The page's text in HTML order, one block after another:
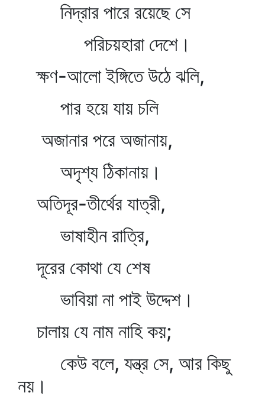
নিদ্রার পারে রয়েছে সে
পরিচয়হারা দেশে।
ক্ষণ-আলো ইঙ্গিতে উঠে ঝলি,
পার হয়ে যায় চলি
অজানার পরে অজানায়,
অদৃশ্য ঠিকানায়।
অতিদূর-তীর্থের যাত্রী,
ভাষাহীন রাত্রি,
দূরের কোথা যে শেষ
ভাবিয়া না পাই উদ্দেশ।
চালায় যে নাম নাহি কয়;
কেউ বলে, যন্ত্র সে, আর কিছু
নয়।